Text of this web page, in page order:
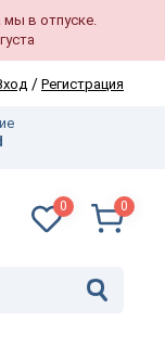
мы в отпуске.
/ Регистрация
0 0